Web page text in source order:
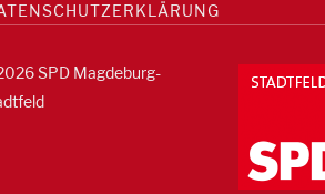
SPD Magdeburg-